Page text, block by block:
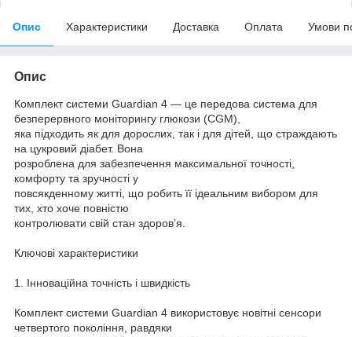
Опис Характеристики Доставка Оплата Умови
Опис
Комплект системи Guardian 4 — це передова система для
безперервного моніторингу глюкози (CGM),
яка підходить як для дорослих, так і для дітей, що страждають
на цукровий діабет. Вона
розроблена для забезпечення максимальної точності,
комфорту та зручності у
повсякденному житті, що робить її ідеальним вибором для
тих, хто хоче повністю
контролювати свій стан здоров’я.
Ключові характеристики
1. Інноваційна точність і швидкість
Комплект системи Guardian 4 використовує новітні сенсори
четвертого покоління, pавдяки